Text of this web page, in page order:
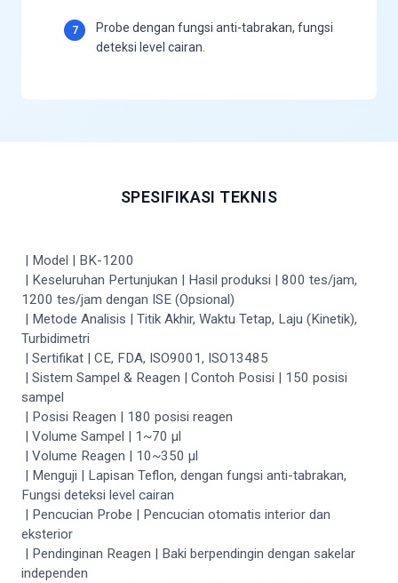
7
Probe dengan fungsi anti-tabrakan, fungsi
deteksi level cairan.
SPESIFIKASI TEKNIS
| Model | BK-1200
| Keseluruhan Pertunjukan | Hasil produksi | 800 tes/jam,
1200 tes/jam dengan ISE (Opsional)
| Metode Analisis | Titik Akhir, Waktu Tetap, Laju (Kinetik),
Turbidimetri
| Sertifikat | CE, FDA, ISO9001, ISO13485
| Sistem Sampel & Reagen | Contoh Posisi | 150 posisi
sampel
| Posisi Reagen | 180 posisi reagen
| Volume Sampel | 1~70 μl
| Volume Reagen | 10~350 μl
| Menguji | Lapisan Teflon, dengan fungsi anti-tabrakan,
Fungsi deteksi level cairan
| Pencucian Probe | Pencucian otomatis interior dan
eksterior
| Pendinginan Reagen | Baki berpendingin dengan sakelar
independen